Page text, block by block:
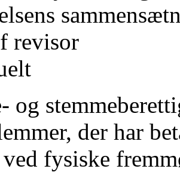
revisor
og
der har
ved fysiske